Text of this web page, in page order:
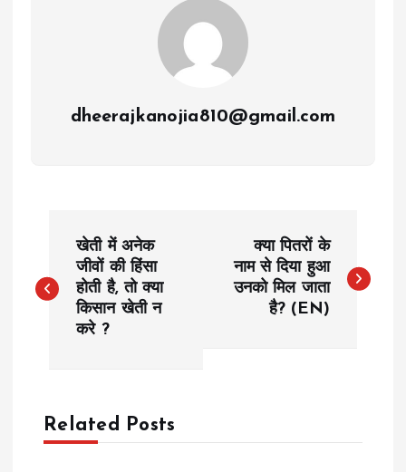
dheerajkanojia810@gmail.com
o
n
a
खेती में अनेक
जीवों की हिंसा
होती है, तो क्या
किसान खेती न
करे ?
क्या पितरों के
नाम से दिया हुआ
उनको मिल जाता
है? (EN)
Related Posts